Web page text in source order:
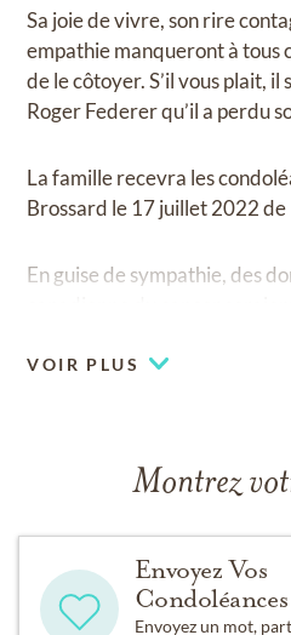
Sa joie de vivre, son rire
empathie manqueront à tous
de le côtoyer. S’il vous plait,
Roger Federer qu’il a perdu
La famille recevra les
Brossard le 17 juillet 2022 de
En guise de sympathie, des
VOIR PLUS
Montrez
Envoyez Vos
Condoléances
Envoyez un mot,